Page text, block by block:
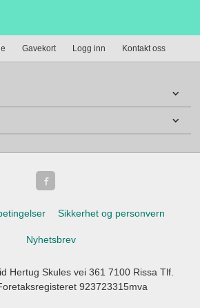
Gavekort Logg inn Kontakt oss
Sikkerhet og personvern
Nyhetsbrev
Hertug Skules vei 361 7100 Rissa Tlf.
923723315mva